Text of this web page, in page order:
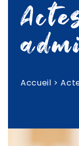
Accueil >